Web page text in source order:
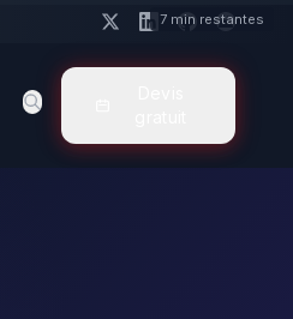
7 min restantes